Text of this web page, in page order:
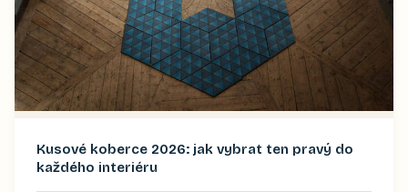
Kusové koberce 2026: jak vybrat ten pravý do
každého interiéru